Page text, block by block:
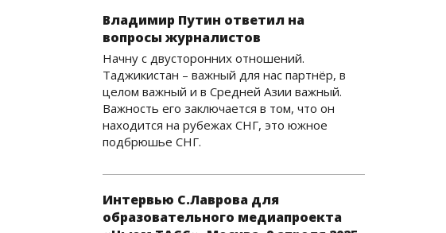
Владимир Путин ответил на
вопросы журналистов
Начну с двусторонних отношений.
Таджикистан – важный для нас партнёр, в
целом важный и в Средней Азии важный.
Важность его заключается в том, что он
находится на рубежах СНГ, это южное
подбрюшье СНГ.
Интервью С.Лаврова для
образовательного медиапроекта